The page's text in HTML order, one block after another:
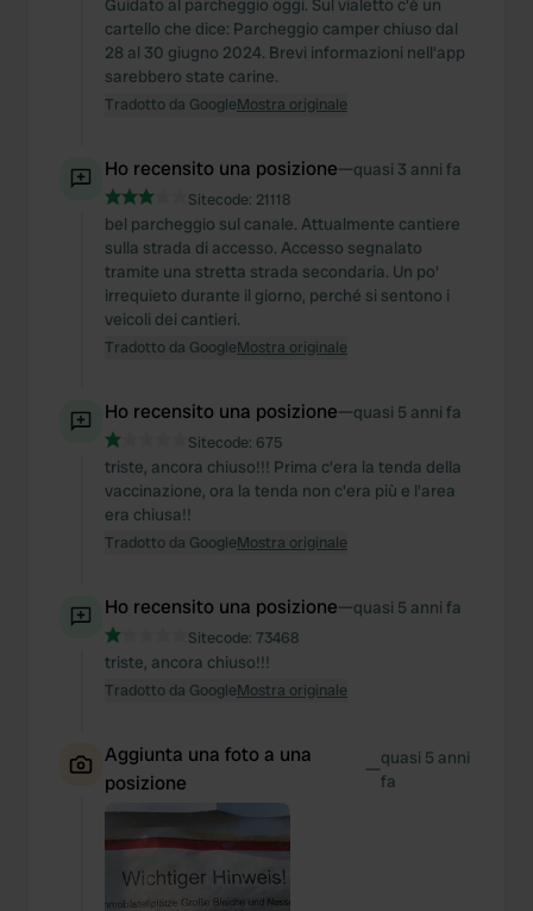
Guidato al parcheggio oggi. Sul vialetto c'è un
cartello che dice: Parcheggio camper chiuso dal
28 al 30 giugno 2024. Brevi informazioni nell'app
sarebbero state carine.
Tradotto da GoogleMostra originale
Ho recensito una posizione—quasi 3 anni fa
Sitecode: 21118
bel parcheggio sul canale. Attualmente cantiere
sulla strada di accesso. Accesso segnalato
tramite una stretta strada secondaria. Un po'
irrequieto durante il giorno, perché si sentono i
veicoli dei cantieri.
Tradotto da GoogleMostra originale
Ho recensito una posizione—quasi 5 anni fa
Sitecode: 675
triste, ancora chiuso!!! Prima c'era la tenda della
vaccinazione, ora la tenda non c'era più e l'area
era chiusa!!
Tradotto da GoogleMostra originale
Ho recensito una posizione—quasi 5 anni fa
Sitecode: 73468
triste, ancora chiuso!!!
Tradotto da GoogleMostra originale
Aggiunta una foto a una
posizione
—quasi 5 anni
fa